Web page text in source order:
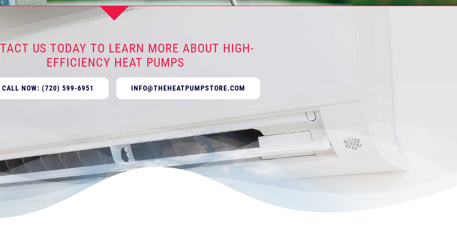
US TODAY TO LEARN MORE ABOUT HIGH-
EFFICIENCY HEAT PUMPS
CALL NOW: (720) 599-6951 INFO@THEHEATPUMPSTORE.COM